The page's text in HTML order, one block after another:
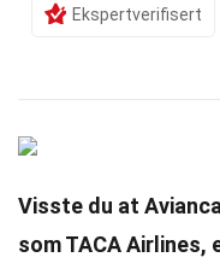
Ekspertverifisert
Visste du at
som TACA Airlines,